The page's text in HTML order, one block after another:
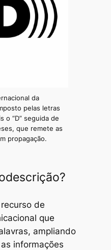
da
pelas letras
o “D” seguida de
que remete as
propagação.
de
que
ampliando
informações